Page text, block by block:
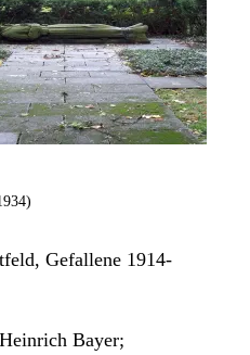
Gefallene 1914-
Bayer;